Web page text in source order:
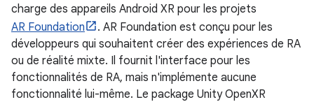
charge des appareils Android XR pour les projets
AR Foundation
. AR Foundation est conçu pour les
développeurs qui souhaitent créer des expériences de RA
ou de réalité mixte. Il fournit l'interface pour les
fonctionnalités de RA, mais n'implémente aucune
fonctionnalité lui-même. Le package Unity OpenXR